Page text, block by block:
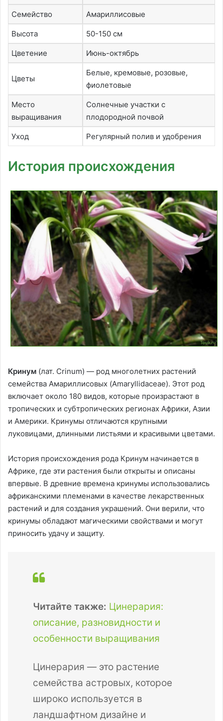
Семейство Амариллисовые
Высота 50-150 см
Цветение Июнь-октябрь
Цветы
Белые, кремовые, розовые,
фиолетовые
Место
выращивания
Солнечные участки с
плодородной почвой
Уход Регулярный полив и удобрения
История происхождения
Кринум (лат. Crinum) — род многолетних растений
семейства Амариллисовых (Amaryllidaceae). Этот род
включает около 180 видов, которые произрастают в
тропических и субтропических регионах Африки, Азии
и Америки. Кринумы отличаются крупными
луковицами, длинными листьями и красивыми цветами.
История происхождения рода Кринум начинается в
Африке, где эти растения были открыты и описаны
впервые. В древние времена кринумы использовались
африканскими племенами в качестве лекарственных
растений и для создания украшений. Они верили, что
кринумы обладают магическими свойствами и могут
приносить удачу и защиту.
Читайте также: Цинерария:
описание, разновидности и
особенности выращивания
Цинерария — это растение
семейства астровых, которое
широко используется в
ландшафтном дизайне и